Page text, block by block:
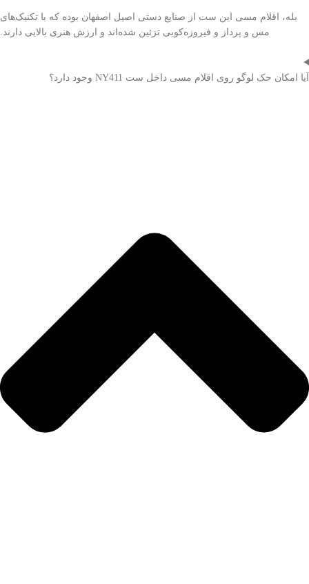
بله، اقلام مسی این ست از صنایع دستی اصیل اصفهان بوده که با تکنیک‌های
مس و پرداز و فیروزه‌کوبی تزئین شده‌اند و ارزش هنری بالایی دارند.
آیا امکان حک لوگو روی اقلام مسی داخل ست NY411 وجود دارد؟